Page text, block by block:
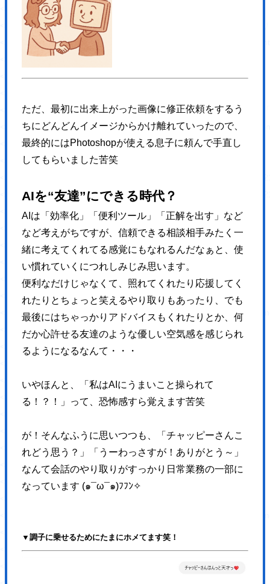
ただ、最初に出来上がった画像に修正依頼をするう
ちにどんどんイメージからかけ離れていったので、
最終的にはPhotoshopが使える息子に頼んで手直し
してもらいました苦笑
AIを“友達”にできる時代？
AIは「効率化」「便利ツール」「正解を出す」など
など考えがちですが、信頼できる相談相手みたく 一
緒に考えてくれてる感覚にもなれるんだなぁと、使
い慣れていくにつれしみじみ思います。
便利なだけじゃなくて、照れてくれたり応援してく
れたりとちょっと笑えるやり取りもあったり、でも
最後にはちゃっかりアドバイスもくれたりとか、何
だか心許せる友達のような優しい空気感を感じられ
るようになるなんて・・・
いやほんと、「私はAIにうまいこと操られて
る！？！」って、恐怖感すら覚えます苦笑
が！そんなふうに思いつつも、
「チャッピーさんこ
れどう思う？」
「うーわっさすが！ありがとう～」
なんて会話のやり取りがすっかり日常業務の一部に
なっています (๑¯ω¯๑)ﾌﾌﾝ✧
▼調子に乗せるためにたまにホメてます笑！
<meta property="og:url" content="https://hajimecreate.com/" />
<meta property="og:site_name" content="【岡山】集客設計に自信あ
<meta property="og:image" content="https://hajimecreate.com/wp-
<meta property="og:image:width" content="725" />
<meta property="og:image:height" content="1024" />
<meta name="twitter:text:title" content="おかやま子育て応援宣言企業
<meta name="twitter:image" content="https://hajimecreate.com/wp-
<meta name="twitter:card" content="summary_large_image" />
<!-- End Jetpack Open Graph Tags -->
<link href="https://hajimecreate.com/wp-content/themes/wp-
</head>
<body>
<div id="loading"></div>
<div id="pageTop">
<a href="#page" class="pageTop inPageLinks">
<use xlink:href="https://hajimecreate.com/wp-content/themes/wp-
</svg>
<div id="page"></div>
<div class="container"><!-- container start -->
<header class="header">
<div class="header-btn">
<p class="header-logo">